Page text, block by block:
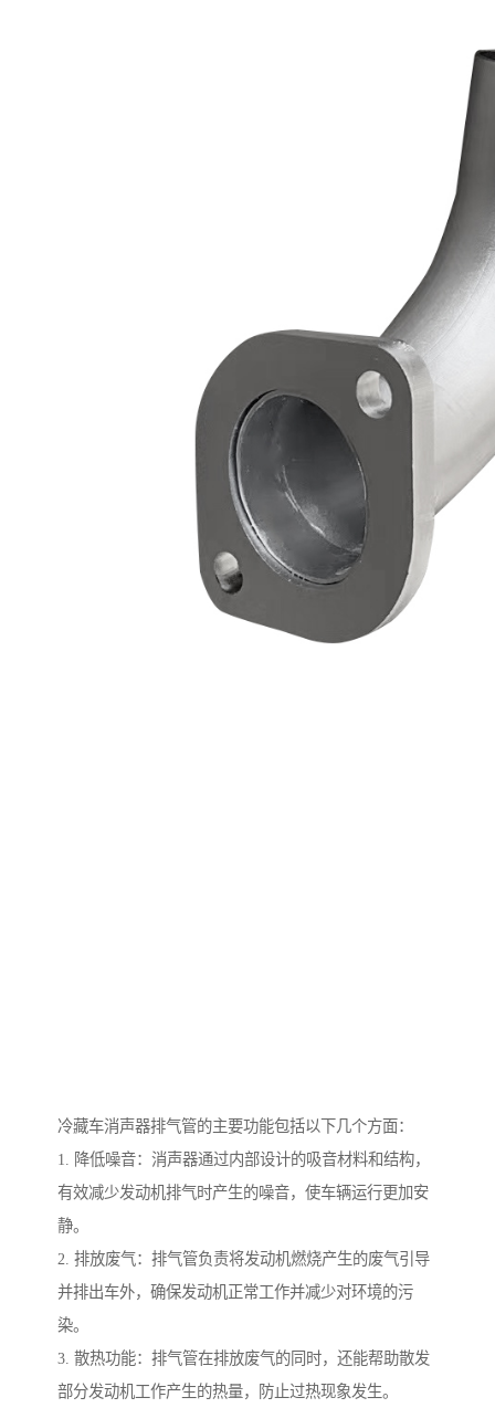
冷藏车消声器排气管的主要功能包括以下几个方面：
1. 降低噪音：消声器通过内部设计的吸音材料和结构，
有效减少发动机排气时产生的噪音，使车辆运行更加安
静。
2. 排放废气：排气管负责将发动机燃烧产生的废气引导
并排出车外，确保发动机正常工作并减少对环境的污
染。
3. 散热功能：排气管在排放废气的同时，还能帮助散发
部分发动机工作产生的热量，防止过热现象发生。